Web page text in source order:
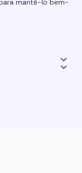
mantê-lo bem-